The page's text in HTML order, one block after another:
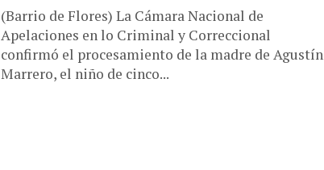
(Barrio de Flores) La Cámara Nacional de
Apelaciones en lo Criminal y Correccional
confirmó el procesamiento de la madre de Agustín
Marrero, el niño de cinco...